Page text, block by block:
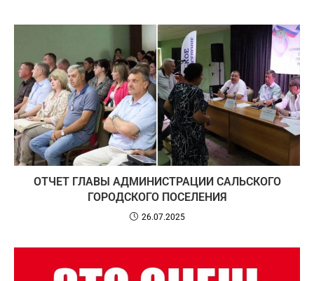
ОТЧЕТ ГЛАВЫ АДМИНИСТРАЦИИ САЛЬСКОГО
ГОРОДСКОГО ПОСЕЛЕНИЯ
26.07.2025